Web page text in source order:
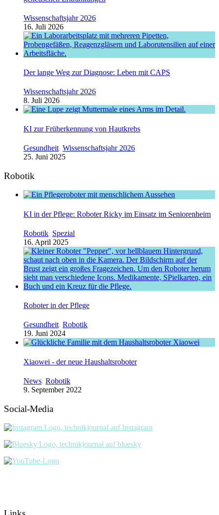
Wissenschaftsjahr 2026
16. Juli 2026
Der lange Weg zur Diagnose: Leben mit CAPS
Wissenschaftsjahr 2026
8. Juli 2026
KI zur Früherkennung von Hautkrebs
Gesundheit, Wissenschaftsjahr 2026
25. Juni 2025
Robotik
KI in der Pflege: Roboter Ricky im Einsatz im Seniorenheim
Robotik, Spezial
16. April 2025
Roboter in der Pflege
Gesundheit, Robotik
19. Juni 2024
Xiaowei - der neue Haushaltsroboter
News, Robotik
9. September 2022
Social-Media